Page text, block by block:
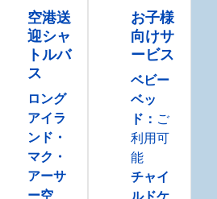
空港送
迎シャ
トルバ
ス
ロング
アイラ
ンド・
マク・
アーサ
ー空
お子様
向けサ
ービス
ベビー
ベッ
ド ： ご
利用可
能
チャイ
ルドケ